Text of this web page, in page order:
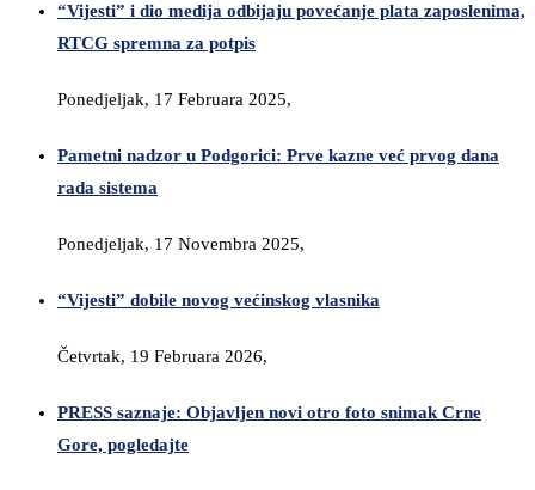
“Vijesti” i dio medija odbijaju povećanje plata zaposlenima,
RTCG spremna za potpis
Ponedjeljak, 17 Februara 2025,
Pametni nadzor u Podgorici: Prve kazne već prvog dana
rada sistema
Ponedjeljak, 17 Novembra 2025,
“Vijesti” dobile novog većinskog vlasnika
Četvrtak, 19 Februara 2026,
PRESS saznaje: Objavljen novi otro foto snimak Crne
Gore, pogledajte